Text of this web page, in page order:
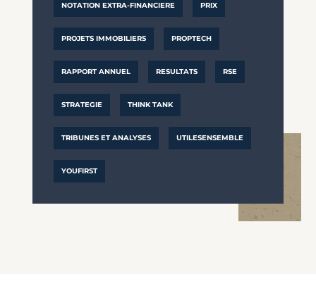
NOTATION EXTRA-FINANCIERE PRIX
PROJETS IMMOBILIERS PROPTECH
RAPPORT ANNUEL RESULTATS RSE
STRATEGIE THINK TANK
TRIBUNES ET ANALYSES UTILESENSEMBLE
YOUFIRST